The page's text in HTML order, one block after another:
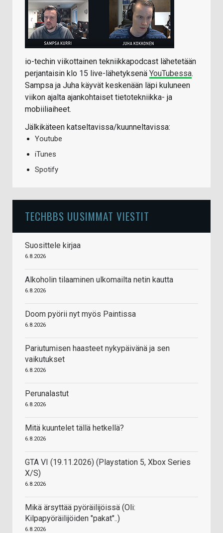
io-techin viikottainen tekniikkapodcast lähetetään
perjantaisin klo 15 live-lähetyksenä YouTubessa.
Sampsa ja Juha käyvät keskenään läpi kuluneen
viikon ajalta ajankohtaiset tietotekniikka- ja
mobiiliaiheet.
Jälkikäteen katseltavissa/kuunneltavissa:
Youtube
iTunes
Spotify
TECHBBS UUSIMMAT VIESTIT
Suosittele kirjaa
6.8.2026
Alkoholin tilaaminen ulkomailta netin kautta
6.8.2026
Doom pyörii nyt myös Paintissa
6.8.2026
Pariutumisen haasteet nykypäivänä ja sen
vaikutukset
6.8.2026
Perunalastut
6.8.2026
Mitä kuuntelet tällä hetkellä?
6.8.2026
GTA VI (19.11.2026) (Playstation 5, Xbox Series
X/S)
6.8.2026
Mikä ärsyttää pyöräilijöissä (Oli:
Kilpapyöräilijöiden "pakat"..)
6.8.2026